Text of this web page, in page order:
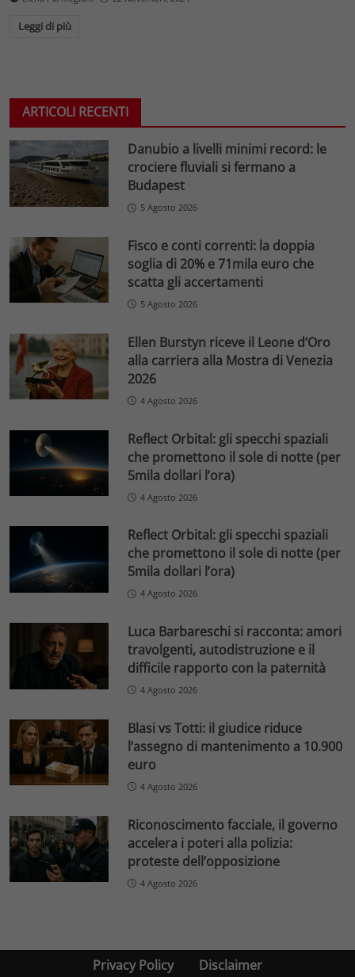
Leggi di più
ARTICOLI RECENTI
Danubio a livelli minimi record: le
crociere fluviali si fermano a
Budapest
5 Agosto 2026
Fisco e conti correnti: la doppia
soglia di 20% e 71mila euro che
scatta gli accertamenti
5 Agosto 2026
Ellen Burstyn riceve il Leone d’Oro
alla carriera alla Mostra di Venezia
2026
4 Agosto 2026
Reflect Orbital: gli specchi spaziali
che promettono il sole di notte (per
5mila dollari l’ora)
4 Agosto 2026
Reflect Orbital: gli specchi spaziali
che promettono il sole di notte (per
5mila dollari l’ora)
4 Agosto 2026
Luca Barbareschi si racconta: amori
travolgenti, autodistruzione e il
difficile rapporto con la paternità
4 Agosto 2026
Blasi vs Totti: il giudice riduce
l’assegno di mantenimento a 10.900
euro
4 Agosto 2026
Riconoscimento facciale, il governo
accelera i poteri alla polizia:
proteste dell’opposizione
4 Agosto 2026
Privacy Policy Disclaimer